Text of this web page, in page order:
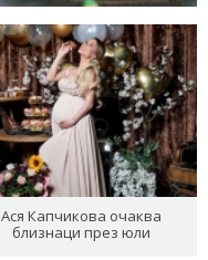
Ася Капчикова очаква
близнаци през юли